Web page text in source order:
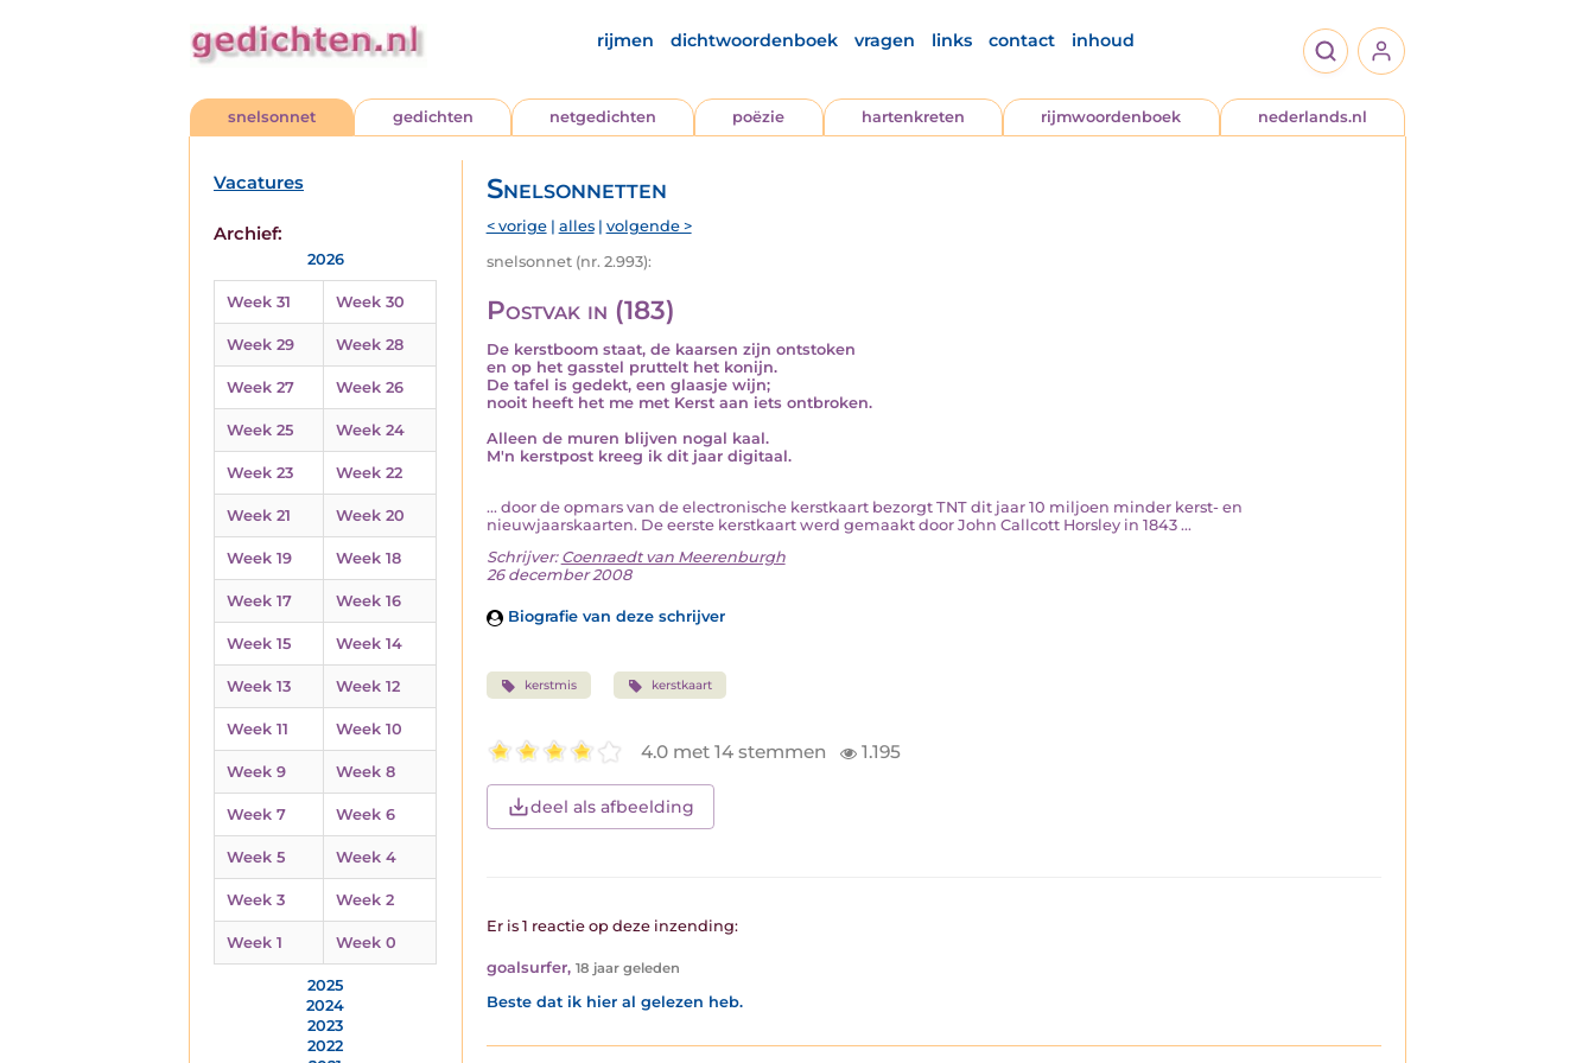
rijmen dichtwoordenboek vragen links contact inhoud
snelsonnet gedichten netgedichten poëzie hartenkreten rijmwoordenboek nederlands.nl
Vacatures
Archief:
2026
Week 31 Week 30
Week 29 Week 28
Week 27 Week 26
Week 25 Week 24
Week 23 Week 22
Week 21 Week 20
Week 19 Week 18
Week 17 Week 16
Week 15 Week 14
Week 13 Week 12
Week 11 Week 10
Week 9 Week 8
Week 7 Week 6
Week 5 Week 4
Week 3 Week 2
Week 1 Week 0
2025
2024
2023
2022
Snelsonnetten
< vorige| alles| volgende >
snelsonnet (nr. 2.993):
Postvak in (183)
De kerstboom staat, de kaarsen zijn ontstoken
en op het gasstel pruttelt het konijn.
De tafel is gedekt, een glaasje wijn;
nooit heeft het me met Kerst aan iets ontbroken.
Alleen de muren blijven nogal kaal.
M'n kerstpost kreeg ik dit jaar digitaal.
... door de opmars van de electronische kerstkaart bezorgt TNT dit jaar 10 miljoen minder kerst- en
nieuwjaarskaarten. De eerste kerstkaart werd gemaakt door John Callcott Horsley in 1843 ...
Schrijver: Coenraedt van Meerenburgh
26 december 2008
Biografie van deze schrijver
kerstmis kerstkaart
4.0 met 14 stemmen 1.195
deel als afbeelding
Er is 1 reactie op deze inzending:
goalsurfer, 18 jaar geleden
Beste dat ik hier al gelezen heb.